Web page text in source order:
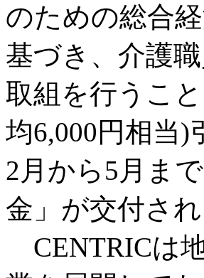
のための総合
基づき、介護
取組を行うこ
均6,000円相当
2月から5月ま
金」が交付され
CENTRICは